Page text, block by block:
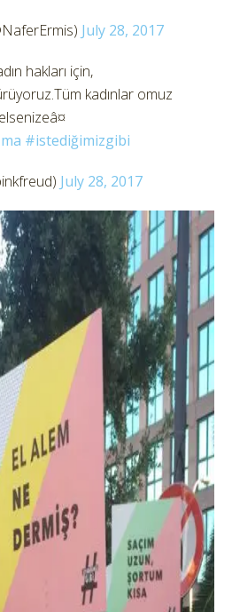
July 28, 2017
hakları için,
kadınlar omuz
#istediğimizgibi
July 28, 2017